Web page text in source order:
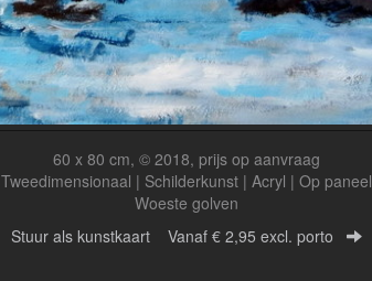
60 x 80 cm, © 2018, prijs op aanvraag
Tweedimensionaal | Schilderkunst | Acryl | Op paneel
Woeste golven
Stuur als kunstkaart Vanaf € 2,95 excl. porto